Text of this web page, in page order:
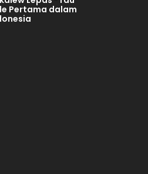
Pertama dalam